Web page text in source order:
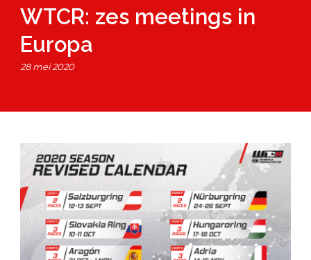
WTCR: zes meetings in
Europa
28 mei 2020